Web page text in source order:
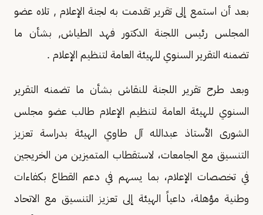
بعد أن استمع إلى تقرير تقدمت به لجنة الإعلام , تلاه عضو
المجلس رئيس اللجنة الدكتور فهد الطياش, بشأن ما
تضمنه التقرير السنوي للهيئة العامة لتنظيم الإعلام .
وبعد طرح تقرير اللجنة للنقاش بشأن ما تضمنه التقرير
السنوي للهيئة العامة لتنظيم الإعلام طالب عضو مجلس
الشورى الأستاذ عبدالله آل طاوي الهيئة بدراسة تعزيز
التنسيق مع الجامعات، لاستقطاب المتميزين من الخريجين
في تخصصات الإعلام، بما يسهم في دعم القطاع بكفاءات
وطنية مؤهلة، داعياً الهيئة إلى تعزيز التنسيق مع الاتحاد